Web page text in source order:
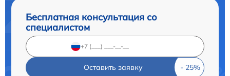
Бесплатная консультация со
специалистом
Оставить заявку